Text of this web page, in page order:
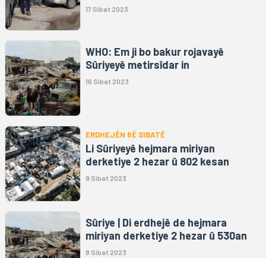
17 Sibat 2023
WHO: Em ji bo bakur rojavayê
Sûriyeyê metirsîdar in
16 Sibat 2023
ERDHEJÊN 6Ê SIBATÊ
Li Sûriyeyê hejmara miriyan
derketiye 2 hezar û 802 kesan
9 Sibat 2023
Sûriye | Di erdhejê de hejmara
miriyan derketiye 2 hezar û 530an
8 Sibat 2023